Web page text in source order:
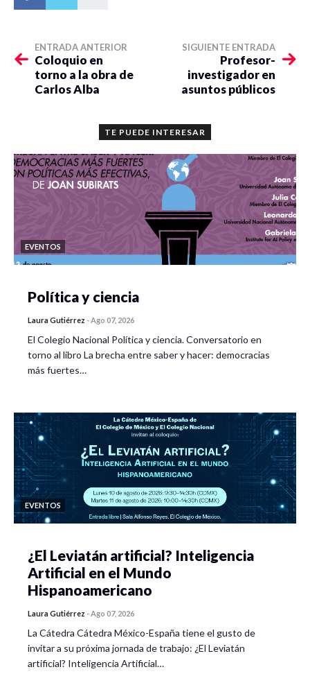
ENTRADA ANTERIOR
Coloquio en
torno a la obra de
Carlos Alba
SIGUIENTE ENTRADA
Profesor-
investigador en
asuntos públicos
TE PUEDE INTERESAR
EVENTOS
Política y ciencia
Laura Gutiérrez -Ago 07, 2026
El Colegio Nacional Política y ciencia. Conversatorio en
torno al libro La brecha entre saber y hacer: democracias
más fuertes…
EVENTOS
¿El Leviatán artificial? Inteligencia
Artificial en el Mundo
Hispanoamericano
Laura Gutiérrez -Ago 07, 2026
La Cátedra Cátedra México-España tiene el gusto de
invitar a su próxima jornada de trabajo: ¿El Leviatán
artificial? Inteligencia Artificial…